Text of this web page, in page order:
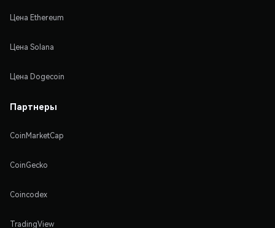
Цена Ethereum
Цена Solana
Цена Dogecoin
Партнеры
CoinMarketCap
CoinGecko
Coincodex
TradingView